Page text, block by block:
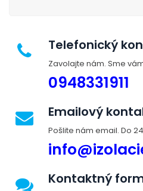
Telefonický
Zavolajte nám. Sme
0948331911
Emailový
Pošlite nám email. Do
Kontaktný